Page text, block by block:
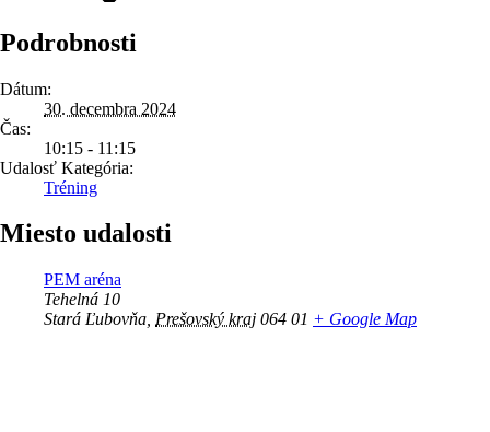
Podrobnosti
Dátum:
30. decembra 2024
Čas:
10:15 - 11:15
Udalosť Kategória:
Tréning
Miesto udalosti
PEM aréna
Tehelná 10
Stará Ľubovňa Prešovský kraj 064 01 + Google Map